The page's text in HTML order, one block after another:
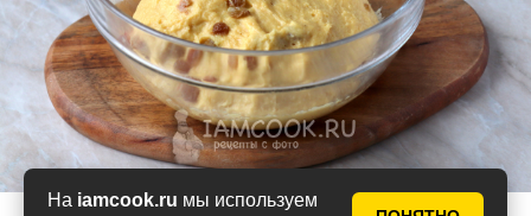
На iamcook.ru мы используем